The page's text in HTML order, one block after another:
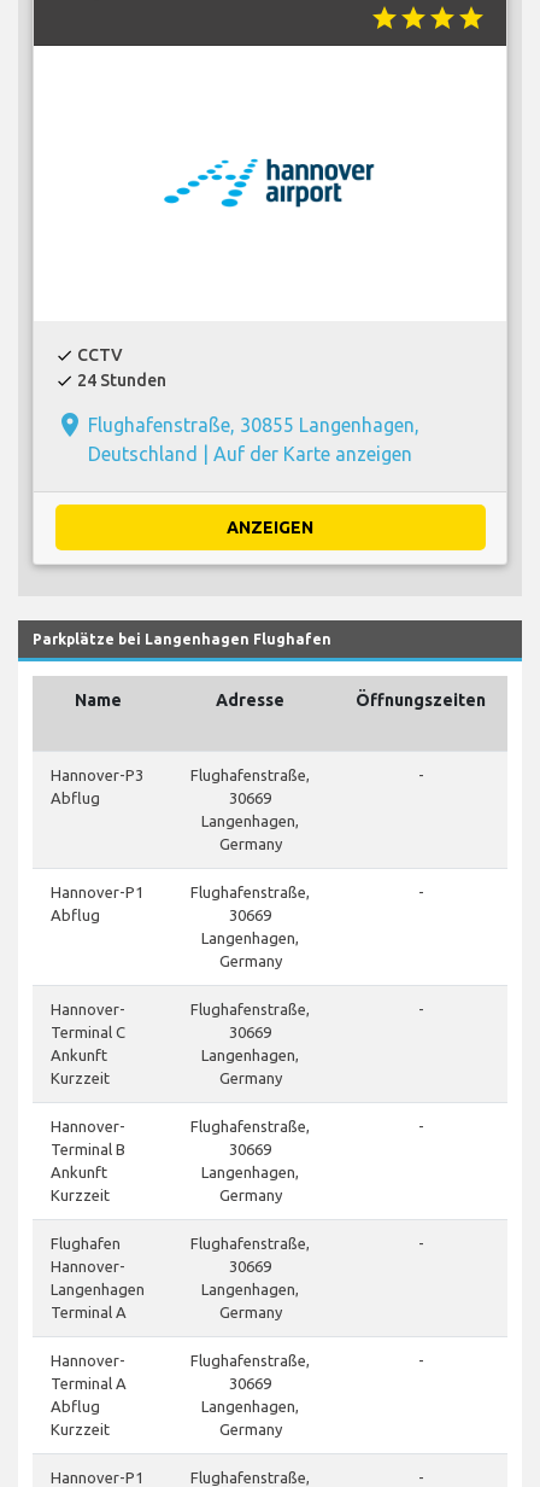
starstarstarstar
check CCTV
check 24 Stunden
place Flughafenstraße, 30855 Langenhagen,
Deutschland | Auf der Karte anzeigen
ANZEIGEN
Parkplätze bei Langenhagen Flughafen
Name Adresse
Öffnungszeiten
Hannover-P3
Abflug
Flughafenstraße,
30669
Langenhagen,
Germany
-
Hannover-P1
Abflug
Flughafenstraße,
30669
Langenhagen,
Germany
-
Hannover-
Terminal C
Ankunft
Kurzzeit
Flughafenstraße,
30669
Langenhagen,
Germany
-
Hannover-
Terminal B
Ankunft
Kurzzeit
Flughafenstraße,
30669
Langenhagen,
Germany
-
Flughafen
Hannover-
Langenhagen
Terminal A
Flughafenstraße,
30669
Langenhagen,
Germany
-
Hannover-
Terminal A
Abflug
Kurzzeit
Flughafenstraße,
30669
Langenhagen,
Germany
-
Hannover-P1
Flughafenstraße,
-